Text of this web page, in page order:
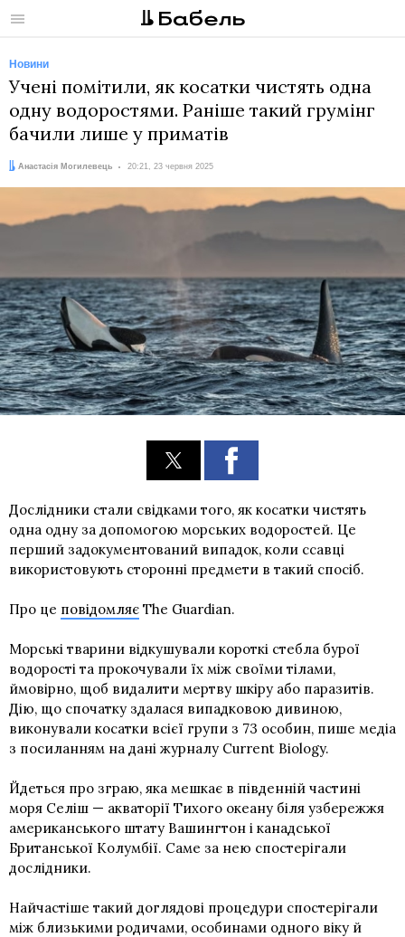
Меню
Новини
Учені помітили, як косатки чистять одна
одну водоростями. Раніше такий грумінг
бачили лише у приматів
Автор:
Анастасія Могилевець
Дата: 20:21, 23 червня 2025
Дослідники стали свідками того, як косатки чистять
одна одну за допомогою морських водоростей. Це
перший задокументований випадок, коли ссавці
використовують сторонні предмети в такий спосіб.
Про це повідомляє The Guardian.
Морські тварини відкушували короткі стебла бурої
водорості та прокочували їх між своїми тілами,
ймовірно, щоб видалити мертву шкіру або паразитів.
Дію, що спочатку здалася випадковою дивиною,
виконували косатки всієї групи з 73 особин, пише медіа
з посиланням на дані журналу Current Biology.
Йдеться про зграю, яка мешкає в південній частині
моря Селіш — акваторії Тихого океану біля узбережжя
американського штату Вашингтон і канадської
Британської Колумбії. Саме за нею спостерігали
дослідники.
Найчастіше такий доглядові процедури спостерігали
між близькими родичами, особинами одного віку й